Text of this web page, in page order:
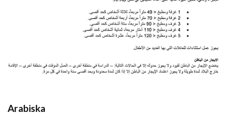
Arabiska